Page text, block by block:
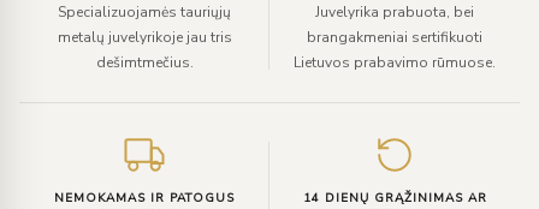
Specializuojamės tauriųjų
metalų juvelyrikoje jau tris
dešimtmečius.
Juvelyrika prabuota, bei
brangakmeniai sertifikuoti
Lietuvos prabavimo rūmuose.
NEMOKAMAS IR PATOGUS
14 DIENŲ GRĄŽINIMAS AR